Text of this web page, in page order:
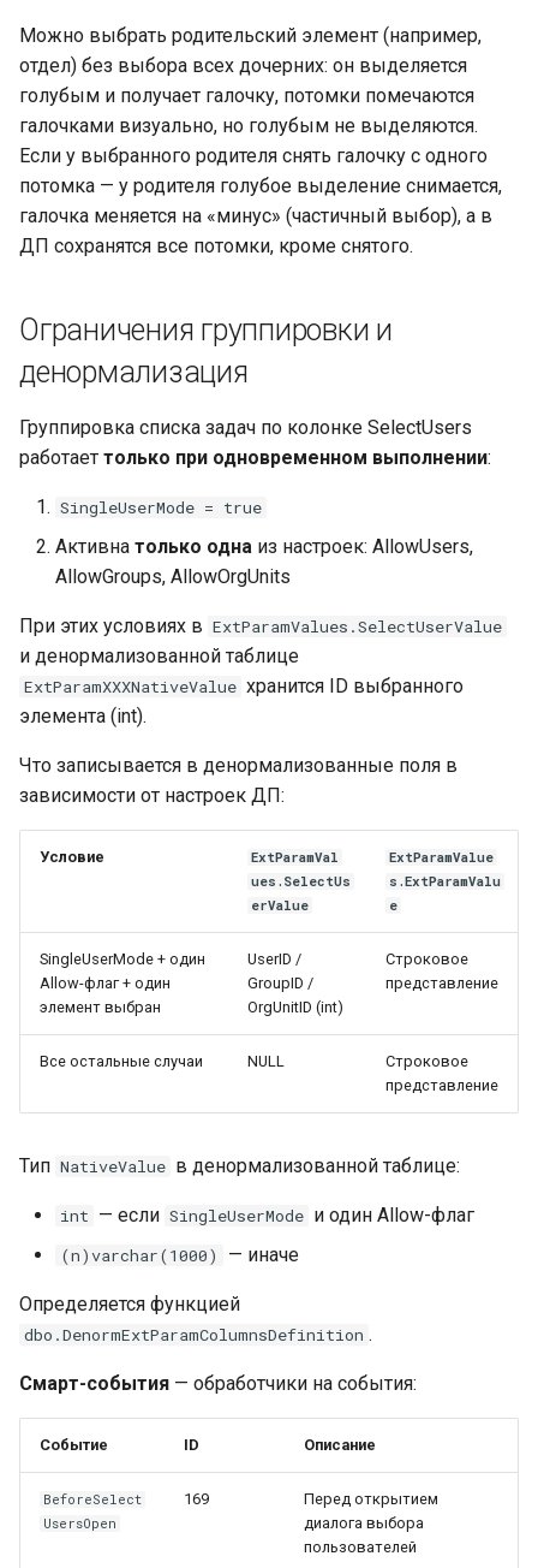
Можно выбрать родительский элемент (например,
отдел) без выбора всех дочерних: он выделяется
голубым и получает галочку, потомки помечаются
галочками визуально, но голубым не выделяются.
Если у выбранного родителя снять галочку с одного
потомка — у родителя голубое выделение снимается,
галочка меняется на «минус» (частичный выбор), а в
ДП сохранятся все потомки, кроме снятого.
Ограничения группировки и
денормализация
Группировка списка задач по колонке SelectUsers
работает только при одновременном выполнении:
SingleUserMode = true
Активна только одна из настроек: AllowUsers,
AllowGroups, AllowOrgUnits
При этих условиях в ExtParamValues.SelectUserValue
и денормализованной таблице
ExtParamXXXNativeValue хранится ID выбранного
элемента (int).
Что записывается в денормализованные поля в
зависимости от настроек ДП:
Условие
ExtParamVal
ues.SelectUs
erValue
ExtParamValue
s.ExtParamValu
e
SingleUserMode + один
Allow-флаг + один
элемент выбран
UserID /
GroupID /
OrgUnitID (int)
Строковое
представление
Все остальные случаи NULL
Строковое
представление
Тип NativeValue в денормализованной таблице:
int — если SingleUserMode и один Allow-флаг
(n)varchar(1000) — иначе
Определяется функцией
dbo.DenormExtParamColumnsDefinition .
Смарт-события — обработчики на события:
Событие ID Описание
BeforeSelect
UsersOpen
169
Перед открытием
диалога выбора
пользователей